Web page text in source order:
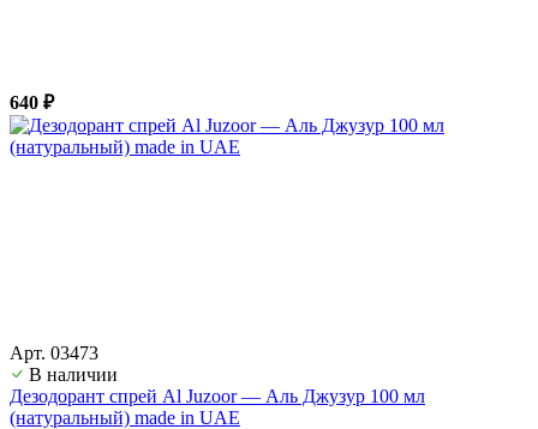
640 ₽
Арт. 03473
В наличии
Дезодорант спрей Al Juzoor — Аль Джузур 100 мл
(натуральный) made in UAE